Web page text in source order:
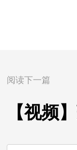
阅读下一篇
【视频